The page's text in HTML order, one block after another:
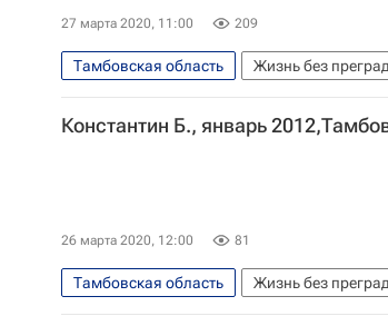
27 марта 2020, 11:00 209
Тамбовская область Жизнь без
Константин Б., январь
26 марта 2020, 12:00 81
Тамбовская область Жизнь без преград